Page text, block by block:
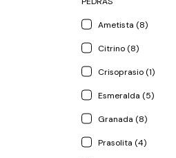
Ametista (8)
Citrino (8)
Crisoprasio (1)
Esmeralda (5)
Granada (8)
Prasolita (4)